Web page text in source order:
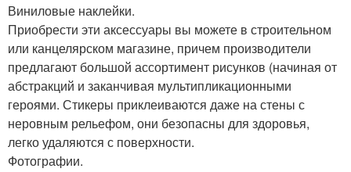
Виниловые наклейки.
Приобрести эти аксессуары вы можете в строительном
или канцелярском магазине, причем производители
предлагают большой ассортимент рисунков (начиная от
абстракций и заканчивая мультипликационными
героями. Стикеры приклеиваются даже на стены с
неровным рельефом, они безопасны для здоровья,
легко удаляются с поверхности.
Фотографии.